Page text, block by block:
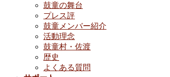
鼓童の舞台
プレス評
鼓童メンバー紹介
活動理念
鼓童村・佐渡
歴史
よくある質問